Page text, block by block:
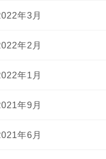
年3月
年2月
年1月
年9月
年6月